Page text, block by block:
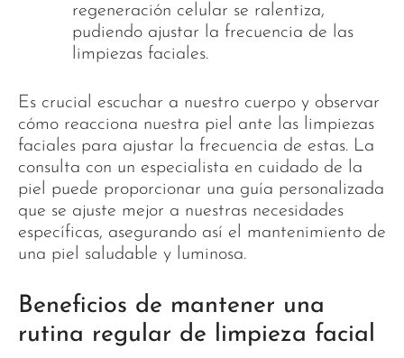
regeneración celular se ralentiza,
pudiendo ajustar la frecuencia de las
limpiezas faciales.
Es crucial escuchar a nuestro cuerpo y observar
cómo reacciona nuestra piel ante las limpiezas
faciales para ajustar la frecuencia de estas. La
consulta con un especialista en cuidado de la
piel puede proporcionar una guía personalizada
que se ajuste mejor a nuestras necesidades
específicas, asegurando así el mantenimiento de
una piel saludable y luminosa.
Beneficios de mantener una
rutina regular de limpieza facial